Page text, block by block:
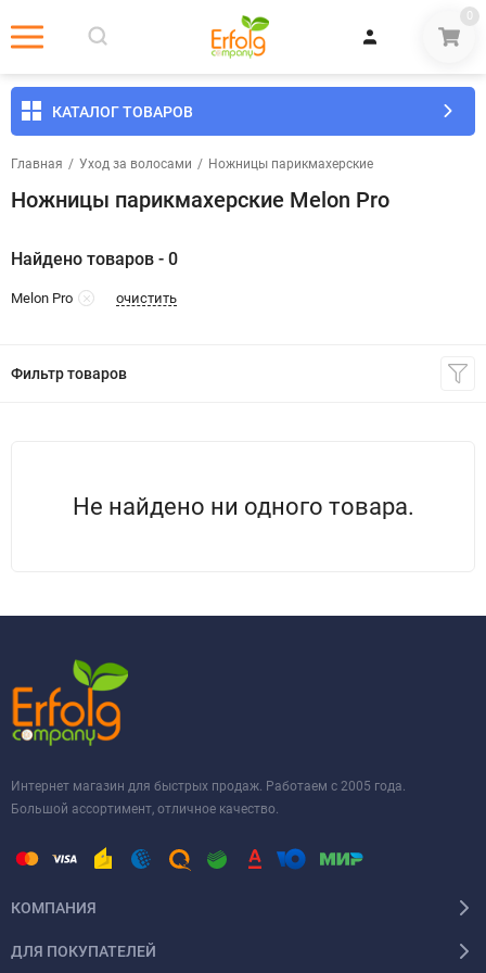
0
КАТАЛОГ ТОВАРОВ
Главная / Уход за волосами / Ножницы парикмахерские
Ножницы парикмахерские Melon Pro
Найдено товаров - 0
Melon Pro очистить
Фильтр товаров
Не найдено ни одного товара.
Интернет магазин для быстрых продаж. Работаем с 2005 года.
Большой ассортимент, отличное качество.
КОМПАНИЯ
ДЛЯ ПОКУПАТЕЛЕЙ